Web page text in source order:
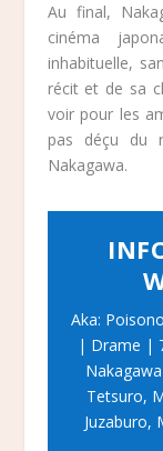
Au final,
cinéma
inhabituelle,
récit et de sa
voir pour les
pas déçu du
Nakagawa.
Aka:
| Drame |
Tetsuro,
Juzaburo,